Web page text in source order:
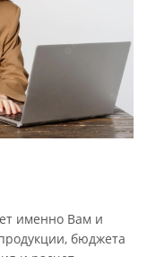
именно Вам и
бюджета